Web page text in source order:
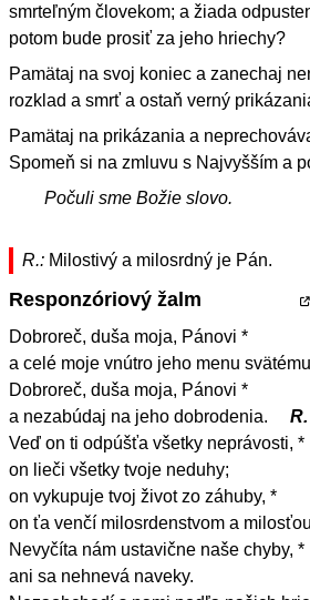
smrteľným človekom; a žiada
potom bude prosiť za jeho hriechy?
Pamätaj na svoj koniec a zanechaj
rozklad a smrť a ostaň verný
Pamätaj na prikázania a
Spomeň si na zmluvu s Najvyšším a
Počuli sme Božie slovo.
R.: Milostivý a milosrdný je Pán.
Responzóriový žalm
Dobroreč, duša moja, Pánovi *
a celé moje vnútro jeho menu
Dobroreč, duša moja, Pánovi *
a nezabúdaj na jeho dobrodenia.
R.
Veď on ti odpúšťa všetky neprávosti, *
on lieči všetky tvoje neduhy;
on vykupuje tvoj život zo záhuby, *
on ťa venčí milosrdenstvom a
Nevyčíta nám ustavične naše chyby, *
ani sa nehnevá naveky.